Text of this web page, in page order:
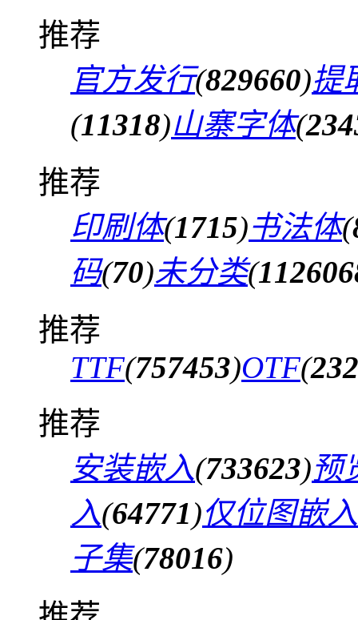
推荐
官方发行(829660)提
(11318)山寨字体(
推荐
印刷体(1715)书法体(
码(70)未分类(
推荐
TTF(757453)OTF(
推荐
安装嵌入(733623)预
入(64771)仅位图嵌入
子集(78016)